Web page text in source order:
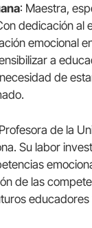
: Maestra,
dedicación al
emocional
a
de
de la
Su labor
de las